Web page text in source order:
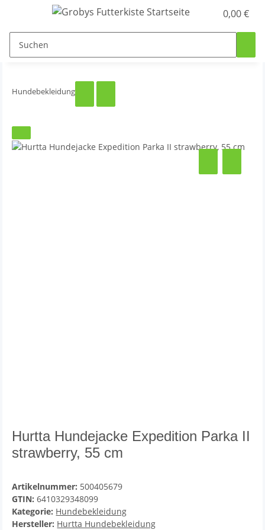
0,00 €
Hundebekleidung
Hurtta Hundejacke Expedition Parka II
strawberry, 55 cm
Artikelnummer: 500405679
GTIN: 6410329348099
Kategorie: Hundebekleidung
Hersteller: Hurtta Hundebekleidung